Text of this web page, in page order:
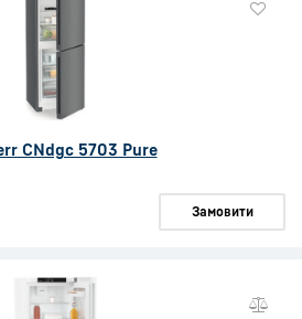
CNdgc 5703 Pure
Замовити